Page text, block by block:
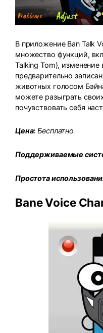
В приложение Ban Talk
множество функций,
Talking Tom),
предварительно
животных голосом
можете разыграть
почувствовать себя
Цена: Бесплатно
Поддерживаемые
Простота
Bane Voice